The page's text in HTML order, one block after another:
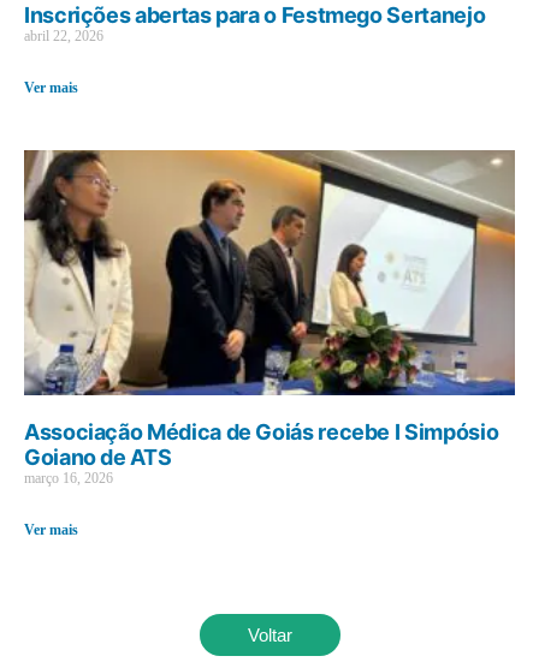
Inscrições abertas para o Festmego Sertanejo
abril 22, 2026
Ver mais
Associação Médica de Goiás recebe I Simpósio
Goiano de ATS
março 16, 2026
Ver mais
Voltar